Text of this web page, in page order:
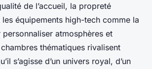
de l’accueil, la propreté
équipements high-tech comme la
atmosphères et
thématiques rivalisent
s’agisse d’un univers royal, d’un